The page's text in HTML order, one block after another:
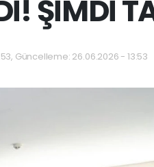
ŞİMDİ
Güncelleme: 26.06.2026 - 13:53